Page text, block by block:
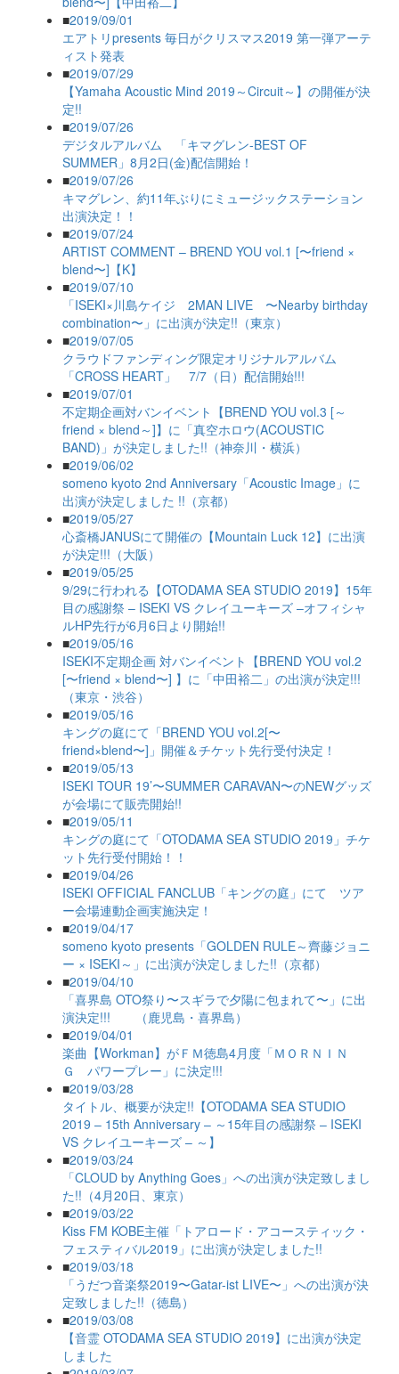
■2019/09/01
エアトリpresents 毎日がクリスマス2019 第一弾アーテ
ィスト発表
■2019/07/29
【Yamaha Acoustic Mind 2019～Circuit～】の開催が決
定!!
■2019/07/26
デジタルアルバム 「キマグレン-BEST OF
SUMMER」8月2日(金)配信開始！
■2019/07/26
キマグレン、約11年ぶりにミュージックステーション
出演決定！！
■2019/07/24
ARTIST COMMENT – BREND YOU vol.1 [〜friend ×
blend〜]【K】
■2019/07/10
「ISEKI×川島ケイジ 2MAN LIVE 〜Nearby birthday
combination〜」に出演が決定!!（東京）
■2019/07/05
クラウドファンディング限定オリジナルアルバム
「CROSS HEART」 7/7（日）配信開始!!!
■2019/07/01
不定期企画対バンイベント【BREND YOU vol.3 [～
friend × blend～]】に「真空ホロウ(ACOUSTIC
BAND)」が決定しました!!（神奈川・横浜）
■2019/06/02
someno kyoto 2nd Anniversary「Acoustic Image」に
出演が決定しました !!（京都）
■2019/05/27
心斎橋JANUSにて開催の【Mountain Luck 12】に出演
が決定!!!（大阪）
■2019/05/25
9/29に行われる【OTODAMA SEA STUDIO 2019】15年
目の感謝祭 – ISEKI VS クレイユーキーズ –オフィシャ
ルHP先行が6月6日より開始!!
■2019/05/16
ISEKI不定期企画 対バンイベント【BREND YOU vol.2
[〜friend × blend〜] 】に「中田裕二」の出演が決定!!!
（東京・渋谷）
■2019/05/16
キングの庭にて「BREND YOU vol.2[〜
friend×blend〜]」開催＆チケット先行受付決定！
■2019/05/13
ISEKI TOUR 19’〜SUMMER CARAVAN〜のNEWグッズ
が会場にて販売開始!!
■2019/05/11
キングの庭にて「OTODAMA SEA STUDIO 2019」チケ
ット先行受付開始！！
■2019/04/26
ISEKI OFFICIAL FANCLUB「キングの庭」にて ツア
ー会場連動企画実施決定！
■2019/04/17
someno kyoto presents「GOLDEN RULE～齊藤ジョニ
ー × ISEKI～」に出演が決定しました!!（京都）
■2019/04/10
「喜界島 OTO祭り〜スギラで夕陽に包まれて〜」に出
演決定!!! （鹿児島・喜界島）
■2019/04/01
楽曲【Workman】がＦＭ徳島4月度「ＭＯＲＮＩＮ
Ｇ パワープレー」に決定!!!
■2019/03/28
タイトル、概要が決定!!【OTODAMA SEA STUDIO
2019 – 15th Anniversary – ～15年目の感謝祭 – ISEKI
VS クレイユーキーズ – ～】
■2019/03/24
「CLOUD by Anything Goes」への出演が決定致しまし
た!!（4月20日、東京）
■2019/03/22
Kiss FM KOBE主催「トアロード・アコースティック・
フェスティバル2019」に出演が決定しました!!
■2019/03/18
「うだつ音楽祭2019〜Gatar-ist LIVE〜」への出演が決
定致しました!!（徳島）
■2019/03/08
【音霊 OTODAMA SEA STUDIO 2019】に出演が決定
しました